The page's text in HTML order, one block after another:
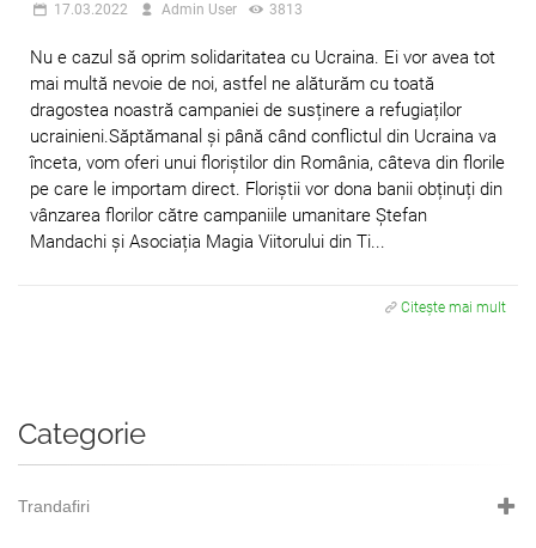
17.03.2022 Admin User 3813
Nu e cazul să oprim solidaritatea cu Ucraina. Ei vor avea tot
mai multă nevoie de noi, astfel ne alăturăm cu toată
dragostea noastră campaniei de susținere a refugiaților
ucrainieni.Săptămanal și până când conflictul din Ucraina va
înceta, vom oferi unui floriștilor din România, câteva din florile
pe care le importam direct. Floriștii vor dona banii obținuți din
vânzarea florilor către campaniile umanitare Ștefan
Mandachi și Asociația Magia Viitorului din Ti...
Citește mai mult
Categorie
Trandafiri